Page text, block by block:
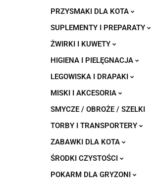
PRZYSMAKI DLA KOTA
SUPLEMENTY I PREPARATY
ŻWIRKI I KUWETY
HIGIENA I PIELĘGNACJA
LEGOWISKA I DRAPAKI
MISKI I AKCESORIA
SMYCZE / OBROŻE / SZELKI
TORBY I TRANSPORTERY
ZABAWKI DLA KOTA
ŚRODKI CZYSTOŚCI
POKARM DLA GRYZONI